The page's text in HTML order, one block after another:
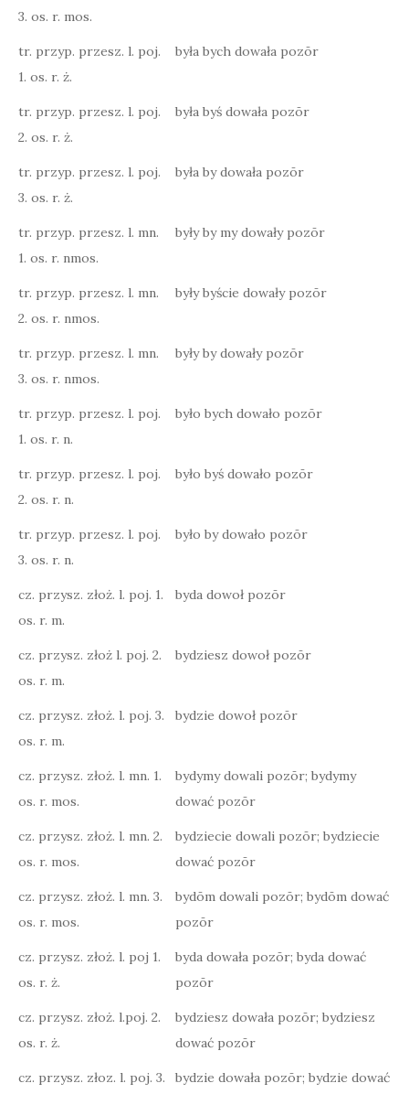
3. os. r. mos.
tr. przyp. przesz. l. poj.
1. os. r. ż.
była bych dowała pozōr
tr. przyp. przesz. l. poj.
2. os. r. ż.
była byś dowała pozōr
tr. przyp. przesz. l. poj.
3. os. r. ż.
była by dowała pozōr
tr. przyp. przesz. l. mn.
1. os. r. nmos.
były by my dowały pozōr
tr. przyp. przesz. l. mn.
2. os. r. nmos.
były byście dowały pozōr
tr. przyp. przesz. l. mn.
3. os. r. nmos.
były by dowały pozōr
tr. przyp. przesz. l. poj.
1. os. r. n.
było bych dowało pozōr
tr. przyp. przesz. l. poj.
2. os. r. n.
było byś dowało pozōr
tr. przyp. przesz. l. poj.
3. os. r. n.
było by dowało pozōr
cz. przysz. złoż. l. poj. 1.
os. r. m.
byda dowoł pozōr
cz. przysz. złoż l. poj. 2.
os. r. m.
bydziesz dowoł pozōr
cz. przysz. złoż. l. poj. 3.
os. r. m.
bydzie dowoł pozōr
cz. przysz. złoż. l. mn. 1.
os. r. mos.
bydymy dowali pozōr; bydymy
dować pozōr
cz. przysz. złoż. l. mn. 2.
os. r. mos.
bydziecie dowali pozōr; bydziecie
dować pozōr
cz. przysz. złoż. l. mn. 3.
os. r. mos.
bydōm dowali pozōr; bydōm dować
pozōr
cz. przysz. złoż. l. poj 1.
os. r. ż.
byda dowała pozōr; byda dować
pozōr
cz. przysz. złoż. l.poj. 2.
os. r. ż.
bydziesz dowała pozōr; bydziesz
dować pozōr
cz. przysz. złoz. l. poj. 3.
bydzie dowała pozōr; bydzie dować